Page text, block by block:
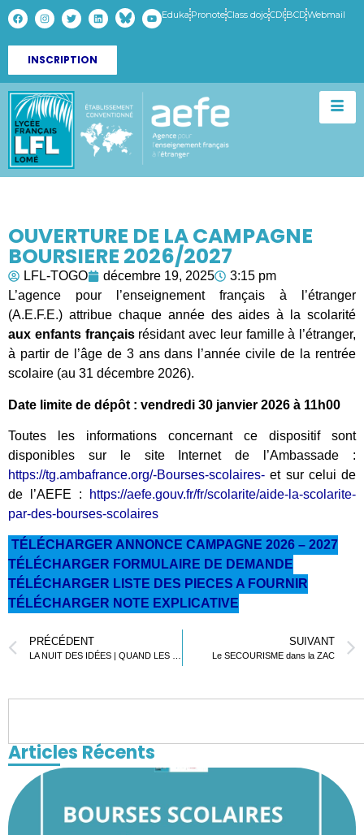
Eduka PronoteClass dojoCDI BCDWebmail
INSCRIPTION
OUVERTURE DE LA CAMPAGNE
BOURSIERE 2026/2027
LFL-TOGO décembre 19, 2025
3:15 pm
L’agence pour l’enseignement français à l’étranger
(A.E.F.E.) attribue chaque année des aides à la scolarité
aux enfants françaisrésidant avec leur famille à l’étranger,
à partir de l’âge de 3 ans dans l’année civile de la rentrée
scolaire (au 31 décembre 2026).
Date limite de dépôt : vendredi 30 janvier 2026 à 11h00
Toutes les informations concernant ce dispositif sont
disponibles sur le site Internet de l’Ambassade :
https://tg.ambafrance.org/-Bourses-scolaires- et sur celui de
de l’AEFE :
https://aefe.gouv.fr/fr/scolarite/aide-la-scolarite-
par-des-bourses-scolaires
TÉLÉCHARGER ANNONCE CAMPAGNE 2026 – 2027
TÉLÉCHARGER FORMULAIRE DE DEMANDE
TÉLÉCHARGER LISTE DES PIECES A FOURNIR
TÉLÉCHARGER NOTE EXPLICATIVE
PRÉCÉDENT SUIVANT
Le SECOURISME dans la ZAC
Articles Récents